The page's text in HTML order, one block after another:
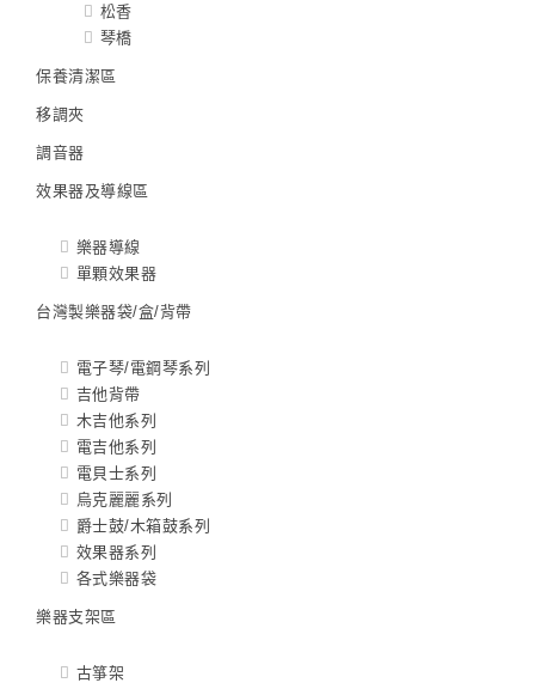
松香
琴橋
保養清潔區
移調夾
調音器
效果器及導線區
樂器導線
單顆效果器
台灣製樂器袋/盒/背帶
電子琴/電鋼琴系列
吉他背帶
木吉他系列
電吉他系列
電貝士系列
烏克麗麗系列
爵士鼓/木箱鼓系列
效果器系列
各式樂器袋
樂器支架區
古箏架